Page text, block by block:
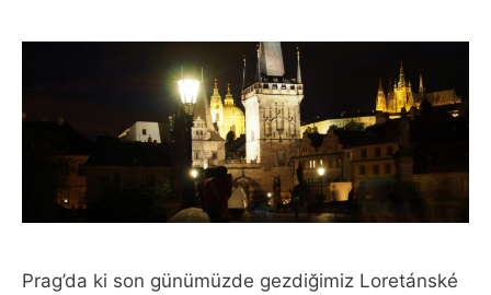
Prag’da ki son günümüzde gezdiğimiz Loretánské